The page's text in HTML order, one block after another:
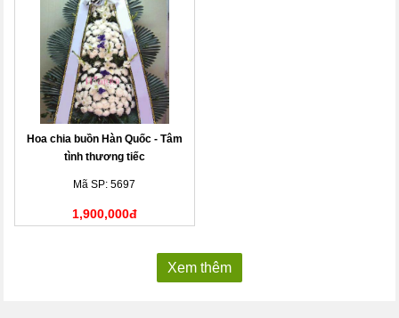
Hoa chia buồn Hàn Quốc - Tâm
tình thương tiếc
Mã SP: 5697
1,900,000đ
Xem thêm